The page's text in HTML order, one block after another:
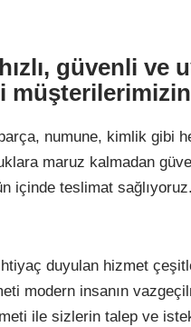
güvenli ve
numune, kimlik
maruz kalmadan
içinde teslimat
duyulan hizmet
modern insanın
ile sizlerin talep ve